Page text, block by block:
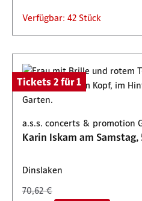
Verfügbar: 42 Stück
Tickets 2 für 1
a.s.s. concerts & promotion
Karin Iskam am Samstag,
Dinslaken
70,62 €